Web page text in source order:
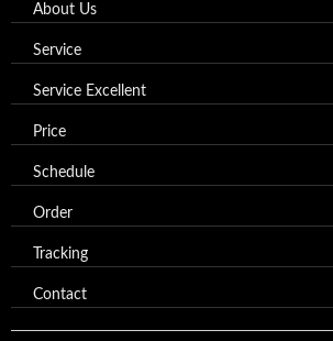
About Us
Service
Service Excellent
Price
Schedule
Order
Tracking
Contact